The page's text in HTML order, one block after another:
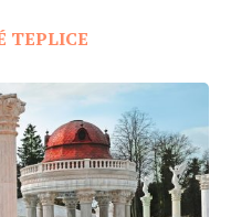
TEPLICE